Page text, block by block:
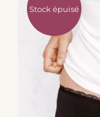
Stock épuisé